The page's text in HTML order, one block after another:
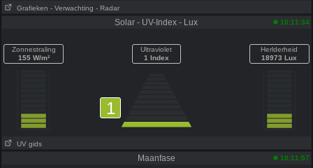
Grafieken - Verwachting - Radar
Solar - UV-Index - Lux 10:11:34
Zonnestraling
155 W/m²
Ultraviolet
1 Index
1
Herlderheid
18973 Lux
UV gids
Maanfase 10:11:57